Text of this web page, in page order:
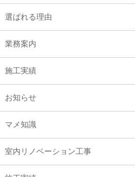
選ばれる理由
業務案内
施工実績
お知らせ
マメ知識
室内リノベーション工事